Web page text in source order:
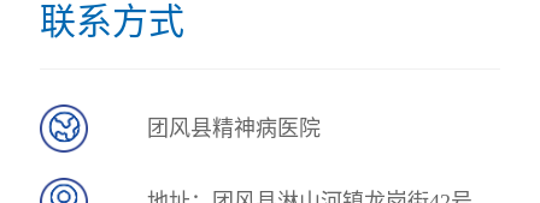
联系方式
团风县精神病医院